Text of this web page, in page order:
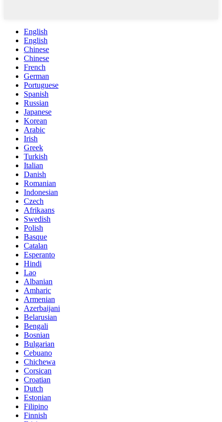
English
English
Chinese
Chinese
French
German
Portuguese
Spanish
Russian
Japanese
Korean
Arabic
Irish
Greek
Turkish
Italian
Danish
Romanian
Indonesian
Czech
Afrikaans
Swedish
Polish
Basque
Catalan
Esperanto
Hindi
Lao
Albanian
Amharic
Armenian
Azerbaijani
Belarusian
Bengali
Bosnian
Bulgarian
Cebuano
Chichewa
Corsican
Croatian
Dutch
Estonian
Filipino
Finnish